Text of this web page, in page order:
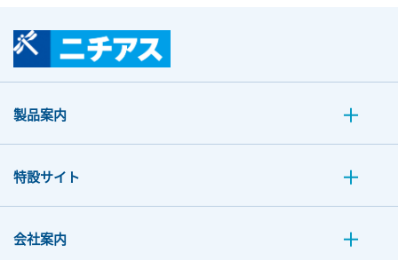
製品案内
特設サイト
会社案内